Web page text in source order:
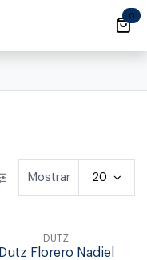
0
Mostrar 20
DUTZ
Dutz Florero Nadiel